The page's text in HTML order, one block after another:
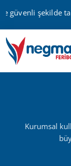
güvenli şekilde
Kurumsal